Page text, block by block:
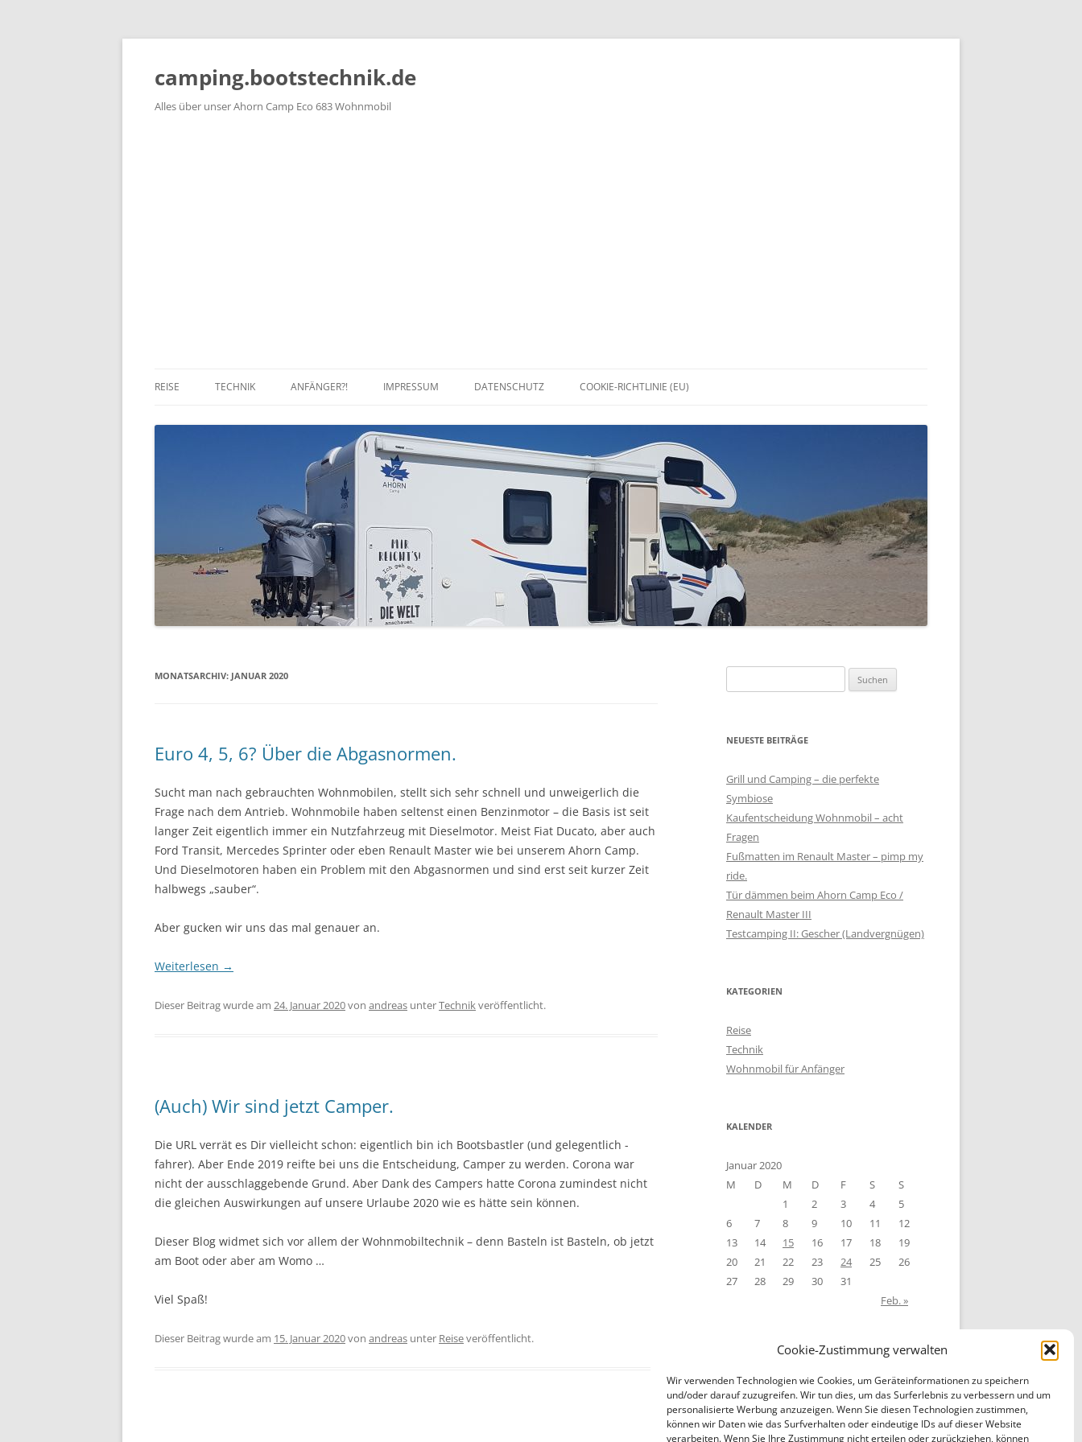
Cookie-Zustimmung verwalten
Wir verwenden Technologien wie Cookies, um Geräteinformationen zu speichern
und/oder darauf zuzugreifen. Wir tun dies, um das Surferlebnis zu verbessern und um
personalisierte Werbung anzuzeigen. Wenn Sie diesen Technologien zustimmen,
können wir Daten wie das Surfverhalten oder eindeutige IDs auf dieser Website
verarbeiten. Wenn Sie Ihre Zustimmung nicht erteilen oder zurückziehen, können
Zum
camping.bootstechnik.de
Alles über unser Ahorn Camp Eco 683 Wohnmobil
REISE TECHNIK ANFÄNGER?! IMPRESSUM DATENSCHUTZ COOKIE-RICHTLINIE (EU)
MONATSARCHIV: JANUAR 2020
Euro 4, 5, 6? Über die Abgasnormen.
Sucht man nach gebrauchten Wohnmobilen, stellt sich sehr schnell und unweigerlich die
Frage nach dem Antrieb. Wohnmobile haben seltenst einen Benzinmotor – die Basis ist seit
langer Zeit eigentlich immer ein Nutzfahrzeug mit Dieselmotor. Meist Fiat Ducato, aber auch
Ford Transit, Mercedes Sprinter oder eben Renault Master wie bei unserem Ahorn Camp.
Und Dieselmotoren haben ein Problem mit den Abgasnormen und sind erst seit kurzer Zeit
halbwegs „sauber“.
Aber gucken wir uns das mal genauer an.
Weiterlesen →
Dieser Beitrag wurde am 24. Januar 2020von andreas unterTechnikveröffentlicht.
(Auch) Wir sind jetzt Camper.
Die URL verrät es Dir vielleicht schon: eigentlich bin ich Bootsbastler (und gelegentlich -
fahrer). Aber Ende 2019 reifte bei uns die Entscheidung, Camper zu werden. Corona war
nicht der ausschlaggebende Grund. Aber Dank des Campers hatte Corona zumindest nicht
die gleichen Auswirkungen auf unsere Urlaube 2020 wie es hätte sein können.
Dieser Blog widmet sich vor allem der Wohnmobiltechnik – denn Basteln ist Basteln, ob jetzt
am Boot oder aber am Womo …
Viel Spaß!
Dieser Beitrag wurde am 15. Januar 2020von andreas unter Reiseveröffentlicht.
nach:
NEUESTE BEITRÄGE
Grill und Camping – die perfekte
Symbiose
Kaufentscheidung Wohnmobil – acht
Fragen
Fußmatten im Renault Master – pimp my
ride.
Tür dämmen beim Ahorn Camp Eco /
Renault Master III
Testcamping II: Gescher (Landvergnügen)
KATEGORIEN
Reise
Technik
Wohnmobil für Anfänger
KALENDER
Januar 2020
M
D M D F S
S
1
2 3 4
5
6
7 8 9 10 11
12
13
14 15 16 17 18
19
20
21 22 23 24 25
26
27
28 29 30
31
Feb. »